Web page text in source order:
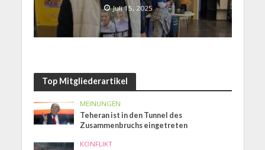
Juli 15, 2025
Top Mitgliederartikel
MEINUNGEN
Teheran ist in den Tunnel des
Zusammenbruchs eingetreten
KONFLIKT